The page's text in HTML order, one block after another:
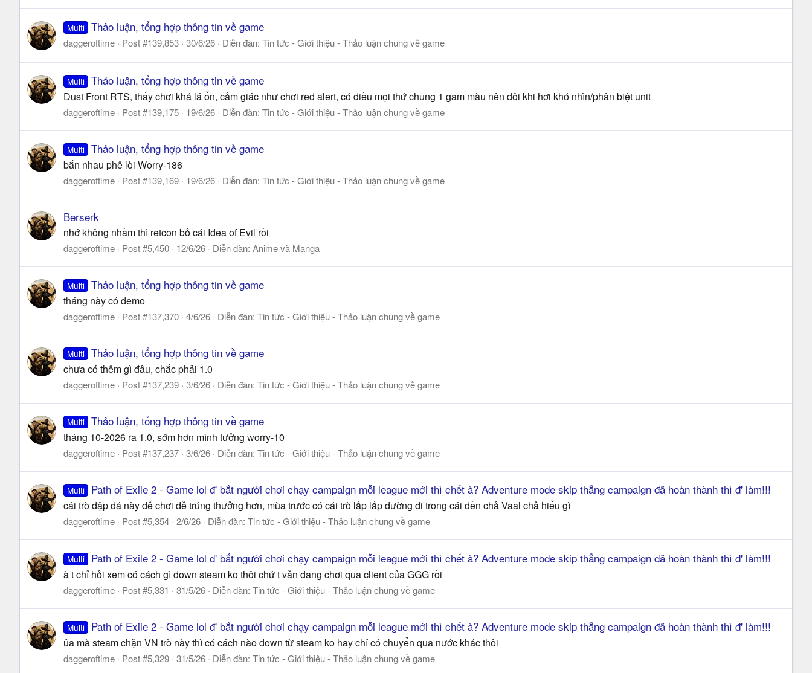
Multi Thảo luận, tổng hợp thông tin về game
daggeroftime Post #139,853 30/6/26 Diễn đàn: Tin tức - Giới thiệu - Thảo luận chung về game
Multi Thảo luận, tổng hợp thông tin về game
Dust Front RTS, thấy chơi khá lá ổn, cảm giác như chơi red alert, có điều mọi thứ chung 1 gam màu nên đôi khi hơi khó nhìn/phân biệt unit
daggeroftime Post #139,175 19/6/26 Diễn đàn: Tin tức - Giới thiệu - Thảo luận chung về game
Multi Thảo luận, tổng hợp thông tin về game
bắn nhau phê lòi Worry-186
daggeroftime Post #139,169 19/6/26 Diễn đàn: Tin tức - Giới thiệu - Thảo luận chung về game
Berserk
nhớ không nhầm thì retcon bỏ cái Idea of Evil rồi
daggeroftime Post #5,450 12/6/26 Diễn đàn: Anime và Manga
Multi Thảo luận, tổng hợp thông tin về game
tháng này có demo
daggeroftime Post #137,370 4/6/26 Diễn đàn: Tin tức - Giới thiệu - Thảo luận chung về game
Multi Thảo luận, tổng hợp thông tin về game
chưa có thêm gì đâu, chắc phải 1.0
daggeroftime Post #137,239 3/6/26 Diễn đàn: Tin tức - Giới thiệu - Thảo luận chung về game
Multi Thảo luận, tổng hợp thông tin về game
tháng 10-2026 ra 1.0, sớm hơn mình tưởng worry-10
daggeroftime Post #137,237 3/6/26 Diễn đàn: Tin tức - Giới thiệu - Thảo luận chung về game
Multi Path of Exile 2 - Game lol đ' bắt người chơi chạy campaign mỗi league mới thì chết à? Adventure mode skip thẳng campaign đã hoàn thành thì đ' làm!!!
cái trò đập đá này dễ chơi dễ trúng thưởng hơn, mùa trước có cái trò lắp lắp đường đi trong cái đền chả Vaal chả hiểu gì
daggeroftime Post #5,354 2/6/26 Diễn đàn: Tin tức - Giới thiệu - Thảo luận chung về game
Multi Path of Exile 2 - Game lol đ' bắt người chơi chạy campaign mỗi league mới thì chết à? Adventure mode skip thẳng campaign đã hoàn thành thì đ' làm!!!
à t chỉ hỏi xem có cách gì down steam ko thôi chứ t vẫn đang chơi qua client của GGG rồi
daggeroftime Post #5,331 31/5/26 Diễn đàn: Tin tức - Giới thiệu - Thảo luận chung về game
Multi Path of Exile 2 - Game lol đ' bắt người chơi chạy campaign mỗi league mới thì chết à? Adventure mode skip thẳng campaign đã hoàn thành thì đ' làm!!!
ủa mà steam chặn VN trò này thì có cách nào down từ steam ko hay chỉ có chuyển qua nước khác thôi
daggeroftime Post #5,329 31/5/26 Diễn đàn: Tin tức - Giới thiệu - Thảo luận chung về game